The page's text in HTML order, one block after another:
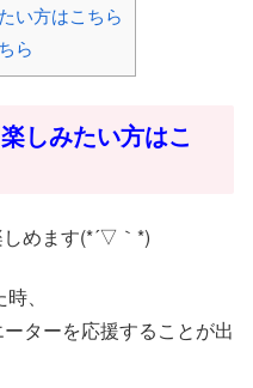
い方はこちら
ら
しみたい方はこ
めます(*´▽｀*)
、
ターを応援することが出